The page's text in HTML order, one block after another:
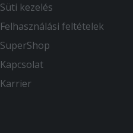
Süti kezelés
Felhasználási feltételek
SuperShop
Kapcsolat
Karrier